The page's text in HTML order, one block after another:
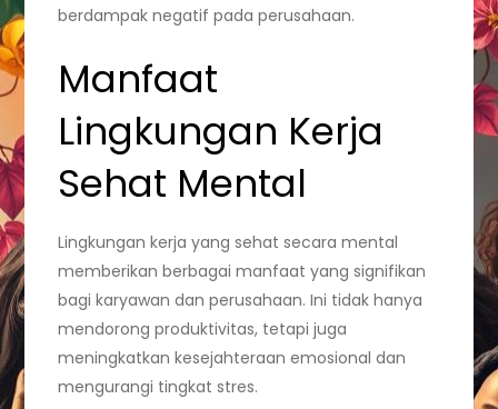
berdampak negatif pada perusahaan.
Manfaat
Lingkungan Kerja
Sehat Mental
Lingkungan kerja yang sehat secara mental
memberikan berbagai manfaat yang signifikan
bagi karyawan dan perusahaan. Ini tidak hanya
mendorong produktivitas, tetapi juga
meningkatkan kesejahteraan emosional dan
mengurangi tingkat stres.